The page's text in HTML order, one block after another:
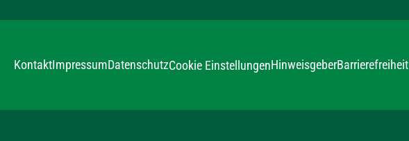
KontaktImpressumDatenschutzCookie EinstellungenHinweisgeberBarrierefreiheit